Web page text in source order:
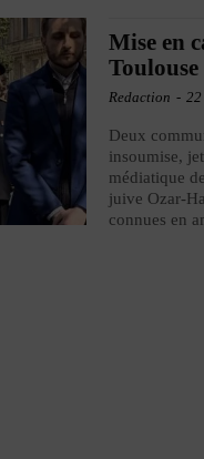
Mise en
Toulouse
Redaction -
Deux
insoumise,
médiatique
juive Ozar-
connues en